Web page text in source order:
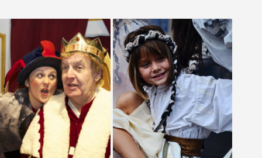
A DIDERGŐ KIRÁLY
SZENT ISTVÁN
MISZTÉRIUMJÁTÉK